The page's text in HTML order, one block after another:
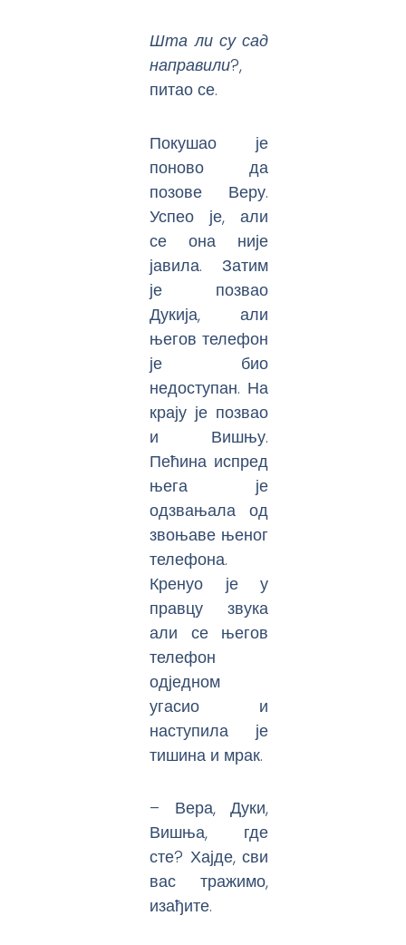
Шта ли су сад
направили­?,
питао се.
Покушао је
поново да
позове Веру.
Успео је, али
се она није
јавила. Затим
је позвао
Дукија, али
његов телефон
је био
недоступан. На
крају је позвао
и Вишњу.
Пећина испред
њега је
одзвањала од
звоњаве њеног
телефона.
Кренуо је у
правцу звука
али се његов
телефон
одједном
угасио и
наступила је
тишина и мрак.
– Вера, Дуки,
Вишња, где
сте? Хајде, сви
вас тражимо,
изађите.